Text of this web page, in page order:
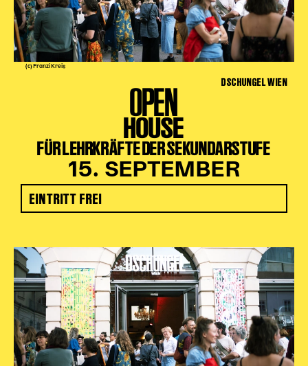
(c) Franzi Kreis
DSCHUNGEL WIEN
OPEN
HOUSE
FÜR LEHRKRÄFTE DER SEKUNDARSTUFE
15. SEPTEMBER
EINTRITT FREI